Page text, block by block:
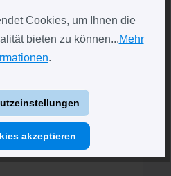
Beleuchtung S-Light
USB-C Kabel
Cookies, um Ihnen die
bieten zu können...Mehr
.
akzeptieren